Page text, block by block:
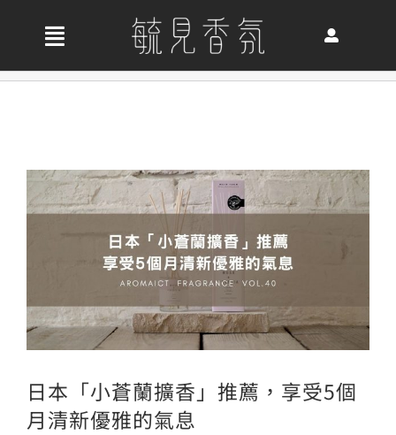
收
合
列
最新消息
香氛產品
好評推薦
日本「小蒼蘭擴香」推薦，享受5個
月清新優雅的氣息